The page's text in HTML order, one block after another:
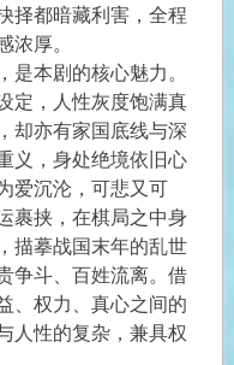
择都暗藏利害，全程
厚。
本剧的核心魅力。
定，人性灰度饱满真
却亦有家国底线与深
义，身处绝境依旧心
爱沉沦，可悲又可
裹挟，在棋局之中身
描摹战国末年的乱世
争斗、百姓流离。借
、权力、真心之间的
人性的复杂，兼具权